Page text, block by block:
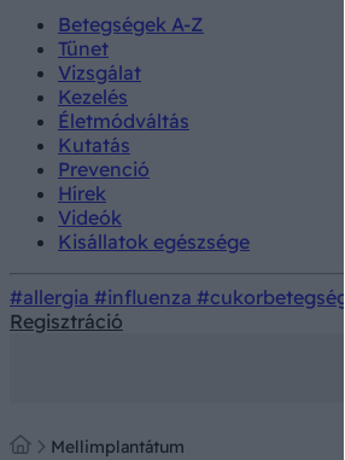
Betegségek A-Z
Tünet
Vizsgálat
Kezelés
Életmódváltás
Kutatás
Prevenció
Hírek
Videók
Kisállatok egészsége
#allergia #influenza #cukorbetegség
Regisztráció
Mellimplantátum